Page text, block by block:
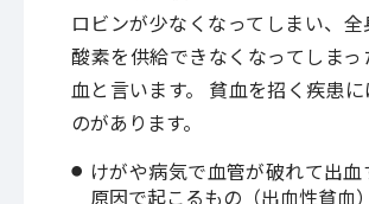
ロビンが少なくなってしまい、
酸素を供給できなくなってしま
血と言います。 貧血を招く疾患
のがあります。
けがや病気で血管が破れて出
原因で起こるもの（出血性貧血）